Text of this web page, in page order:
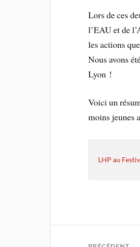
Lors de ces
l’EAU et de
les actions
Nous avons
Lyon !
Voici un
moins jeunes
LHP au